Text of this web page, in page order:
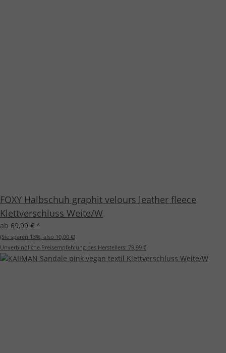
FOXY Halbschuh graphit velours leather fleece
Klettverschluss Weite/W
ab 69,99 € *
(Sie sparen 13%, also 10,00 €)
Unverbindliche Preisempfehlung des Herstellers: 79,99 €